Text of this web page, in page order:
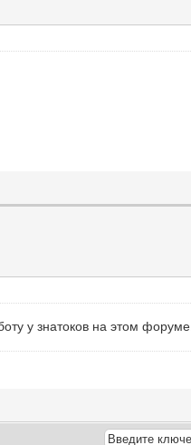
у знатоков на этом форуме.